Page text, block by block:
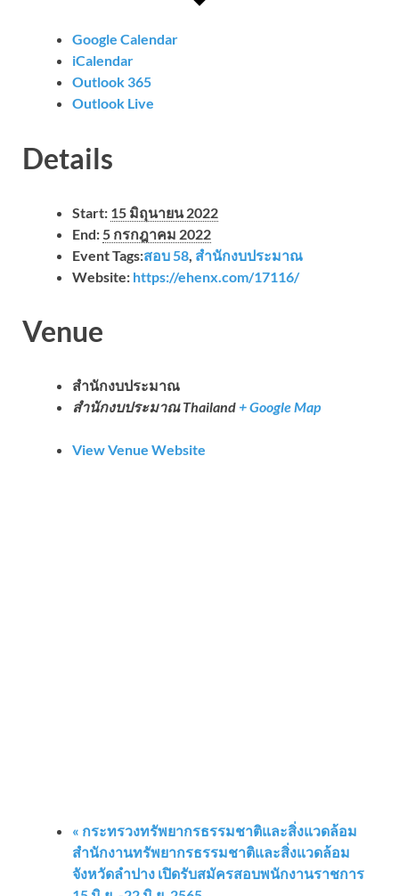
Google Calendar
iCalendar
Outlook 365
Outlook Live
Details
Start: 15 มิถุนายน 2022
End: 5 กรกฎาคม 2022
Event Tags:สอบ 58 สำนักงบประมาณ
Website: https://ehenx.com/17116/
Venue
สำนักงบประมาณ
สำนักงบประมาณThailand + Google Map
View Venue Website
« กระทรวงทรัพยากรธรรมชาติและสิ่งแวดล้อม
สำนักงานทรัพยากรธรรมชาติและสิ่งแวดล้อม
จังหวัดลำปาง เปิดรับสมัครสอบพนักงานราชการ